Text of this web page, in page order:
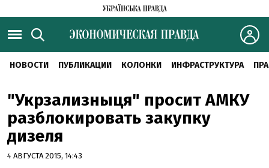
НОВОСТИ ПУБЛИКАЦИИ КОЛОНКИ ИНФРАСТРУКТУРА
"Укрзализныця" просит АМКУ
разблокировать закупку
дизеля
4 АВГУСТА 2015, 14:43